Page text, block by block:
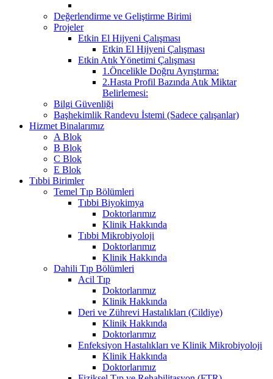
Değerlendirme ve Geliştirme Birimi
Projeler
Etkin El Hijyeni Çalışması
Etkin El Hijyeni Çalışması
Etkin Atık Yönetimi Çalışması
1.Öncelikle Doğru Ayrıştırma:
2.Hasta Profil Bazında Atık Miktar
Belirlemesi:
Bilgi Güvenliği
Başhekimlik Randevu İstemi (Sadece çalışanlar)
Hizmet Binalarımız
A Blok
B Blok
C Blok
E Blok
Tıbbi Birimler
Temel Tıp Bölümleri
Tıbbi Biyokimya
Doktorlarımız
Klinik Hakkında
Tıbbi Mikrobiyoloji
Doktorlarımız
Klinik Hakkında
Dahili Tıp Bölümleri
Acil Tıp
Doktorlarımız
Klinik Hakkında
Deri ve Zührevi Hastalıkları (Cildiye)
Klinik Hakkında
Doktorlarımız
Enfeksiyon Hastalıkları ve Klinik Mikrobiyoloji
Klinik Hakkında
Doktorlarımız